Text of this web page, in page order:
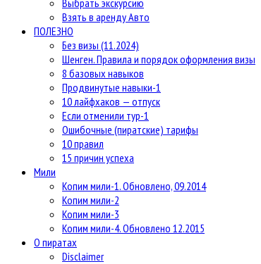
Взять в аренду Авто
ПОЛЕЗНО
Без визы (11.2024)
Шенген. Правила и порядок оформления визы
8 базовых навыков
Продвинутые навыки-1
10 лайфхаков — отпуск
Если отменили тур-1
Ошибочные (пиратские) тарифы
10 правил
15 причин успеха
Мили
Копим мили-1. Обновлено, 09.2014
Копим мили-2
Копим мили-3
Копим мили-4. Обновлено 12.2015
О пиратах
Disclaimer